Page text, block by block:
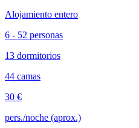
Alojamiento entero
6 - 52 personas
13 dormitorios
44 camas
30 €
pers./noche (aprox.)